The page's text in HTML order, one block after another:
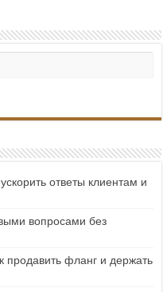
ответы клиентам и
вопросами без
продавить фланг и держать